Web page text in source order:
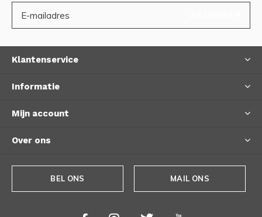
Klantenservice
Informatie
Mijn account
Over ons
BEL ONS MAIL ONS